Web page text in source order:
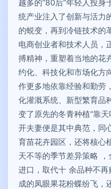
越多的“80后”年轻人投身
统产业注入了创新与活力
的蜕变，再到冷链技术的
电商创业者和技术人员，
搏精神，重塑着当地的花
约化、科技化和市场化方
作更多地依靠经验和勤劳
化灌溉系统、新型繁育品
变了原先的冬青种植“靠
开夫妻便是其中典范，同
育苗花卉园区，还将核心
天不等的季节差异策略
进口，取代十 余品种不
成的凤眼果花粉蝶纷飞，